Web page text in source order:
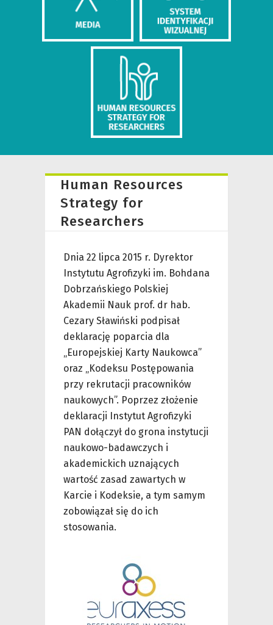
Human Resources
Strategy for
Researchers
Dnia 22 lipca 2015 r. Dyrektor
Instytutu Agrofizyki im. Bohdana
Dobrzańskiego Polskiej
Akademii Nauk prof. dr hab.
Cezary Sławiński podpisał
deklarację poparcia dla
„Europejskiej Karty Naukowca”
oraz „Kodeksu Postępowania
przy rekrutacji pracowników
naukowych”. Poprzez złożenie
deklaracji Instytut Agrofizyki
PAN dołączył do grona instytucji
naukowo-badawczych i
akademickich uznających
wartość zasad zawartych w
Karcie i Kodeksie, a tym samym
zobowiązał się do ich
stosowania.